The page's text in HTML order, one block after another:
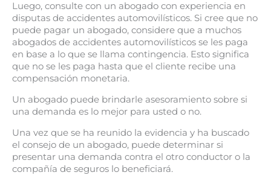
Luego, consulte con un abogado con experiencia en
disputas de accidentes automovilísticos. Si cree que no
puede pagar un abogado, considere que a muchos
abogados de accidentes automovilísticos se les paga
en base a lo que se llama contingencia. Esto significa
que no se les paga hasta que el cliente recibe una
compensación monetaria.
Un abogado puede brindarle asesoramiento sobre si
una demanda es lo mejor para usted o no.
Una vez que se ha reunido la evidencia y ha buscado
el consejo de un abogado, puede determinar si
presentar una demanda contra el otro conductor o la
compañía de seguros lo beneficiará.